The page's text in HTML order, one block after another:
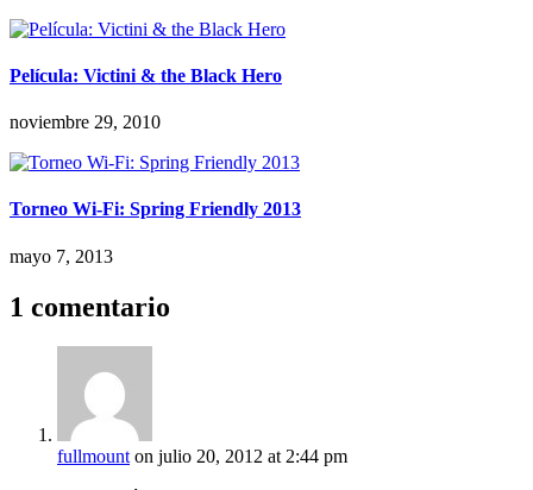
Película: Victini & the Black Hero
noviembre 29, 2010
Torneo Wi-Fi: Spring Friendly 2013
mayo 7, 2013
1 comentario
fullmount on julio 20, 2012 at 2:44 pm